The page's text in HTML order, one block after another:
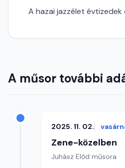
A hazai jazzélet
A műsor további
2025. 11. 02.
Zene-közelben
Juhász Előd műsora